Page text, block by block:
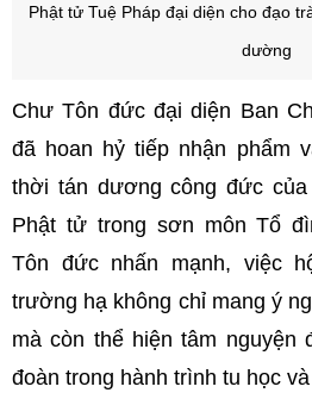
Phật tử Tuệ Pháp đại diện cho đạo
dường
Chư Tôn đức đại diện Ban
đã hoan hỷ tiếp nhận phẩm
thời tán dương công đức
Phật tử trong sơn môn Tổ
Tôn đức nhấn mạnh, việc
trường hạ không chỉ mang ý
mà còn thể hiện tâm nguyện
đoàn trong hành trình tu học